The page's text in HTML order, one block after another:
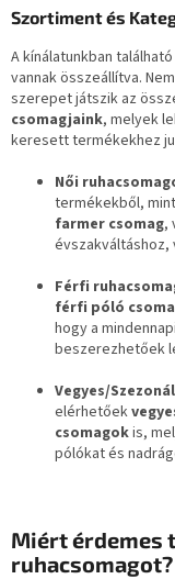
Szortiment és
A kínálatunkban található
vannak összeállítva.
szerepet játszik az
csomagjaink, melyek
keresett termékekhez
Női
termékekből,
farmer csomag,
Férfi
férfi póló
hogy a
beszerezhetőek
Vegyes/
elérhetőek
csomagokis,
pólókat és
Miért érdemes
ruhacsomagot?